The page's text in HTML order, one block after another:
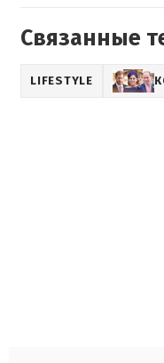
Связанные
LIFESTYLE